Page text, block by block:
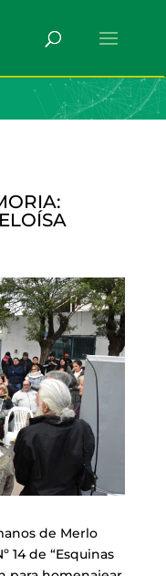
de Merlo
14 de “Esquinas